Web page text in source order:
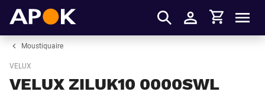
S'identifier
Panier
Moustiquaire
VELUX
VELUX ZILUK10 0000SWL